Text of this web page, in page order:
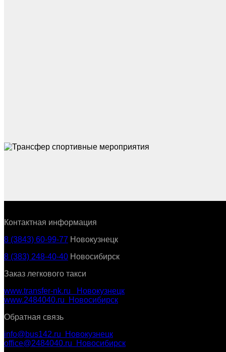
Контактная информация
8 (3843) 60-99-77 Новокузнецк
8 (383) 248-40-40 Новосибирск
Заказ легкового такси
www.transfer-nk.ru Новокузнецк
www.2484040.ru Новосибирск
Обратная связь
info@bus142.ru Новокузнецк
office@2484040.ru Новосибирск